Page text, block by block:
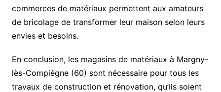
commerces de matériaux permettent aux amateurs
de bricolage de transformer leur maison selon leurs
envies et besoins.
En conclusion, les magasins de matériaux à Margny-
lès-Compiègne (60) sont nécessaire pour tous les
travaux de construction et rénovation, qu’ils soient